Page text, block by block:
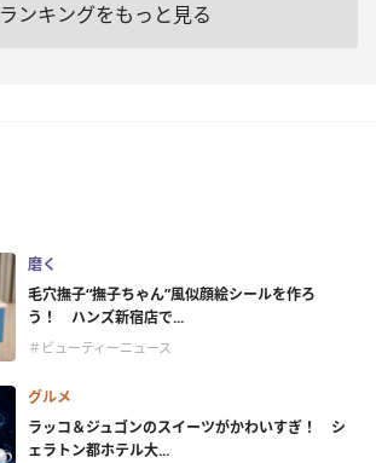
ランキングをもっと見る
磨く
毛穴撫子“撫子ちゃん”風似顔絵シールを作ろ
う！ ハンズ新宿店で...
＃ビューティーニュース
グルメ
ラッコ＆ジュゴンのスイーツがかわいすぎ！ シ
ェラトン都ホテル大...